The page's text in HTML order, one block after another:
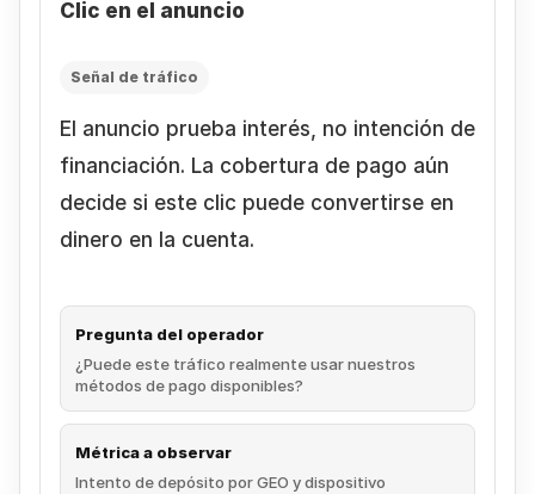
Clic en el anuncio
Señal de tráfico
El anuncio prueba interés, no intención de
financiación. La cobertura de pago aún
decide si este clic puede convertirse en
dinero en la cuenta.
Pregunta del operador
¿Puede este tráfico realmente usar nuestros
métodos de pago disponibles?
Métrica a observar
Intento de depósito por GEO y dispositivo